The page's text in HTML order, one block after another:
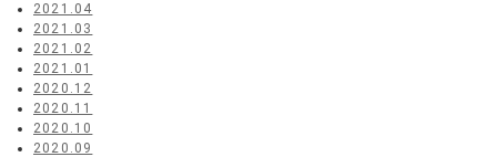
2021.04
2021.03
2021.02
2021.01
2020.12
2020.11
2020.10
2020.09